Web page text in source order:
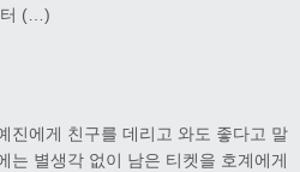
터 (…)
진에게 친구를 데리고 와도 좋다고 말
는 별생각 없이 남은 티켓을 호계에게